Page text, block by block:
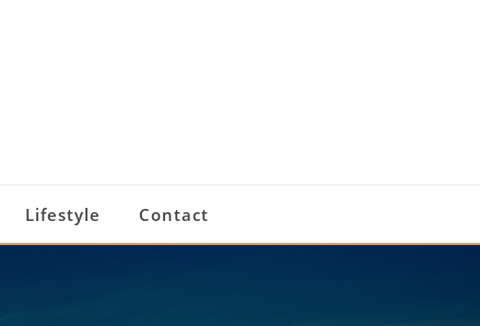
Lifestyle Contact